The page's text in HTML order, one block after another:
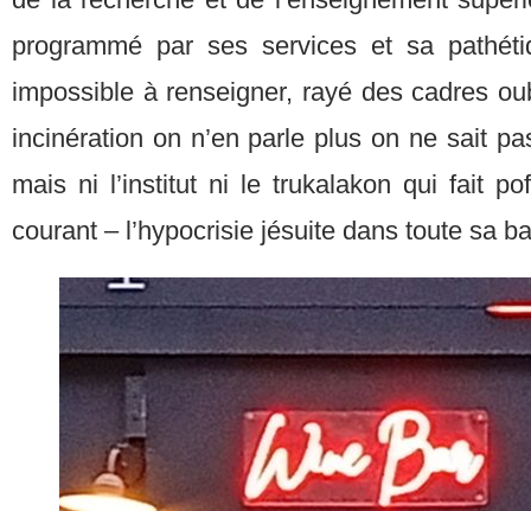
programmé par ses services et sa
impossible à renseigner, rayé des cadres
incinération on n’en parle plus on ne sait
mais ni l’institut ni le trukalakon qui fait
courant – l’hypocrisie jésuite dans toute sa